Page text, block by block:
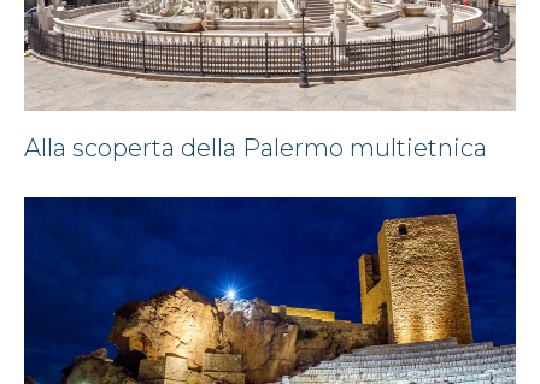
Alla scoperta della Palermo multietnica